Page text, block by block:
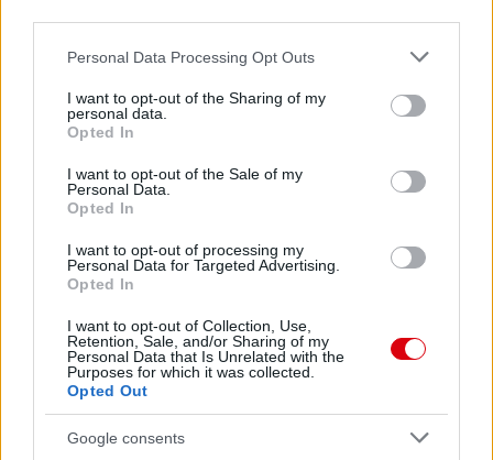
Please note that this website/app uses one or more Google
not limited to your visit or usage behaviour. You may click to
grant or deny consent to Google and its third-party tags to
use your data for below specified purposes in below Google
consent section.
Personal Data Processing Opt Outs
I want to opt-out of the Sharing of my
personal data.
Opted In
I want to opt-out of the Sale of my
Personal Data.
Opted In
I want to opt-out of processing my
Personal Data for Targeted Advertising.
Opted In
I want to opt-out of Collection, Use,
Retention, Sale, and/or Sharing of my
Personal Data that Is Unrelated with the
Purposes for which it was collected.
Opted Out
Google consents